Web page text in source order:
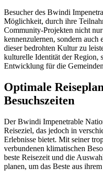
Besucher des Bwindi
Möglichkeit, durch ihre
Community-Projekten nicht
kennenzulernen, sondern
dieser bedrohten Kultur zu
kulturelle Identität der Region,
Entwicklung für die
Optimale
Besuchszeiten
Der Bwindi Impenetrable
Reiseziel, das jedoch in
Erlebnisse bietet. Mit seiner
verbundenen klimatischen
beste Reisezeit und die
planen, um das Beste aus